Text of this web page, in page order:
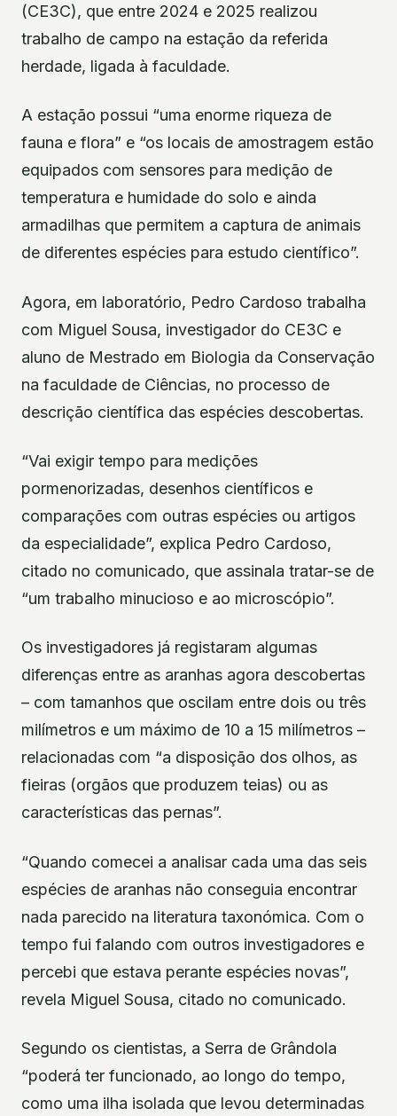
(CE3C), que entre 2024 e 2025 realizou
trabalho de campo na estação da referida
herdade, ligada à faculdade.
A estação possui “uma enorme riqueza de
fauna e flora” e “os locais de amostragem estão
equipados com sensores para medição de
temperatura e humidade do solo e ainda
armadilhas que permitem a captura de animais
de diferentes espécies para estudo científico”.
Agora, em laboratório, Pedro Cardoso trabalha
com Miguel Sousa, investigador do CE3C e
aluno de Mestrado em Biologia da Conservação
na faculdade de Ciências, no processo de
descrição científica das espécies descobertas.
“Vai exigir tempo para medições
pormenorizadas, desenhos científicos e
comparações com outras espécies ou artigos
da especialidade”, explica Pedro Cardoso,
citado no comunicado, que assinala tratar-se de
“um trabalho minucioso e ao microscópio”.
Os investigadores já registaram algumas
diferenças entre as aranhas agora descobertas
– com tamanhos que oscilam entre dois ou três
milímetros e um máximo de 10 a 15 milímetros –
relacionadas com “a disposição dos olhos, as
fieiras (orgãos que produzem teias) ou as
características das pernas”.
“Quando comecei a analisar cada uma das seis
espécies de aranhas não conseguia encontrar
nada parecido na literatura taxonómica. Com o
tempo fui falando com outros investigadores e
percebi que estava perante espécies novas”,
revela Miguel Sousa, citado no comunicado.
Segundo os cientistas, a Serra de Grândola
“poderá ter funcionado, ao longo do tempo,
como uma ilha isolada que levou determinadas